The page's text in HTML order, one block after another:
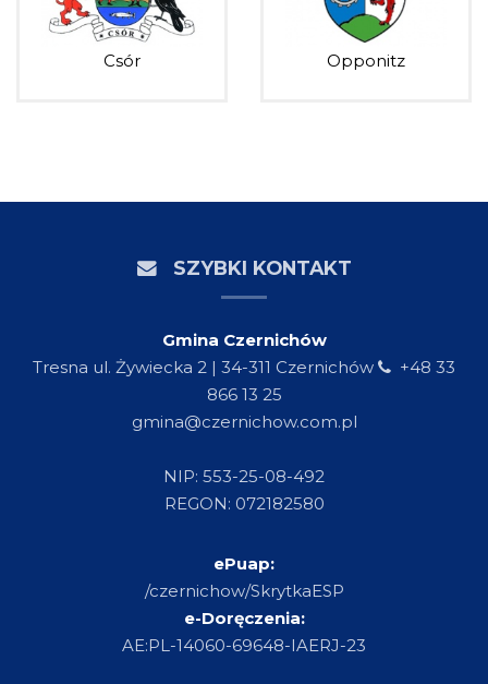
Csór Opponitz
SZYBKI KONTAKT
Gmina Czernichów
Tresna ul. Żywiecka 2 | 34-311 Czernichów
+48 33
866 13 25
gmina@czernichow.com.pl
NIP: 553-25-08-492
REGON: 072182580
ePuap:
/czernichow/SkrytkaESP
e-Doręczenia:
AE:PL-14060-69648-IAERJ-23